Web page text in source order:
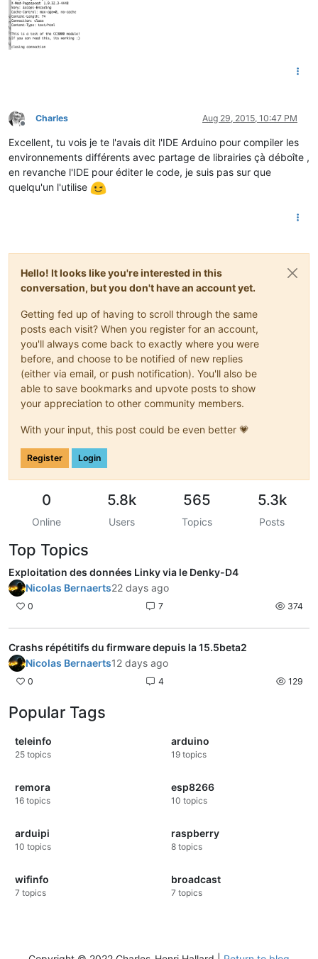
Offline
Charles Aug 29, 2015, 10:47 PM
Excellent, tu vois je te l'avais dit l'IDE Arduino pour compiler les
environnements différents avec partage de librairies çà déboîte ,
en revanche l'IDE pour éditer le code, je suis pas sur que
quelqu'un l'utilise
Hello! It looks like you're interested in this
conversation, but you don't have an account yet.
Getting fed up of having to scroll through the same
posts each visit? When you register for an account,
you'll always come back to exactly where you were
before, and choose to be notified of new replies
(either via email, or push notification). You'll also be
able to save bookmarks and upvote posts to show
your appreciation to other community members.
With your input, this post could be even better 💗
Register Login
0
Online
5.8k
Users
565
Topics
5.3k
Posts
Top Topics
Exploitation des données Linky via le Denky-D4
Nicolas Bernaerts22 days ago
0 7 374
Crashs répétitifs du firmware depuis la 15.5beta2
Nicolas Bernaerts12 days ago
0 4 129
Popular Tags
teleinfo
25 topics
arduino
19 topics
remora
16 topics
esp8266
10 topics
arduipi
10 topics
raspberry
8 topics
wifinfo
7 topics
broadcast
7 topics